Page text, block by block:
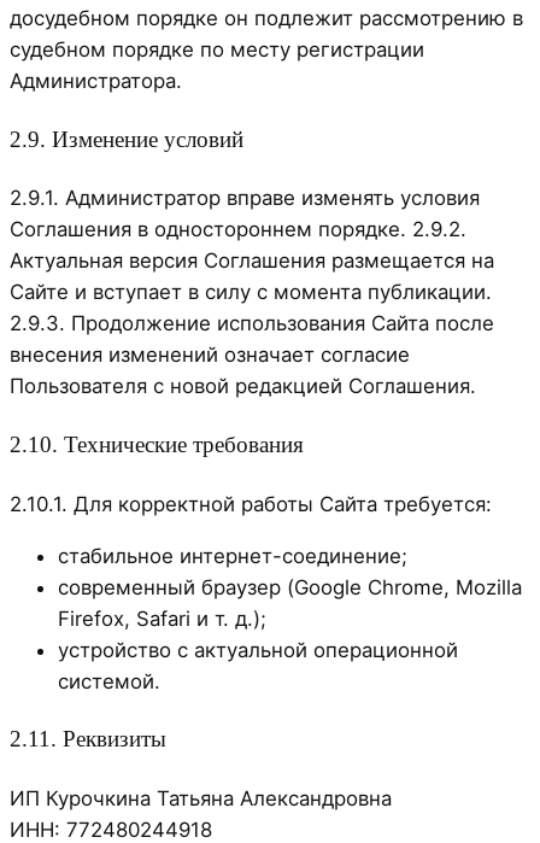
досудебном порядке он подлежит рассмотрению в
судебном порядке по месту регистрации
Администратора.
2.9. Изменение условий
2.9.1. Администратор вправе изменять условия
Соглашения в одностороннем порядке. 2.9.2.
Актуальная версия Соглашения размещается на
Сайте и вступает в силу с момента публикации.
2.9.3. Продолжение использования Сайта после
внесения изменений означает согласие
Пользователя с новой редакцией Соглашения.
2.10. Технические требования
2.10.1. Для корректной работы Сайта требуется:
стабильное интернет-соединение;
современный браузер (Google Chrome, Mozilla
Firefox, Safari и т. д.);
устройство с актуальной операционной
системой.
2.11. Реквизиты
ИП Курочкина Татьяна Александровна
ИНН: 772480244918